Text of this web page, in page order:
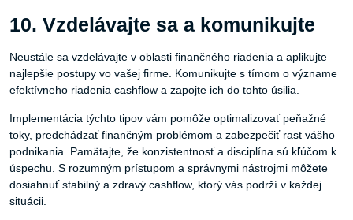
10. Vzdelávajte sa a komunikujte
Neustále sa vzdelávajte v oblasti finančného riadenia a aplikujte
najlepšie postupy vo vašej firme. Komunikujte s tímom o význame
efektívneho riadenia cashflow a zapojte ich do tohto úsilia.
Implementácia týchto tipov vám pomôže optimalizovať peňažné
toky, predchádzať finančným problémom a zabezpečiť rast vášho
podnikania. Pamätajte, že konzistentnosť a disciplína sú kľúčom k
úspechu. S rozumným prístupom a správnymi nástrojmi môžete
dosiahnuť stabilný a zdravý cashflow, ktorý vás podrží v každej
situácii.